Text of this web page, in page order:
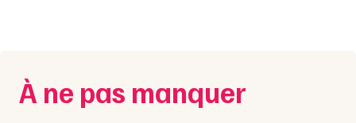
À ne pas manquer